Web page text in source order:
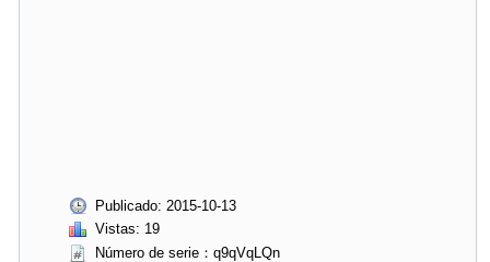
Publicado: 2015-10-13
Vistas: 19
Número de serie：q9qVqLQn